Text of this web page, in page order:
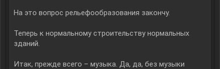
На это вопрос рельефообразования закончу.
Теперь к нормальному строительству нормальных
зданий.
Итак, прежде всего – музыка. Да, да, без музыки